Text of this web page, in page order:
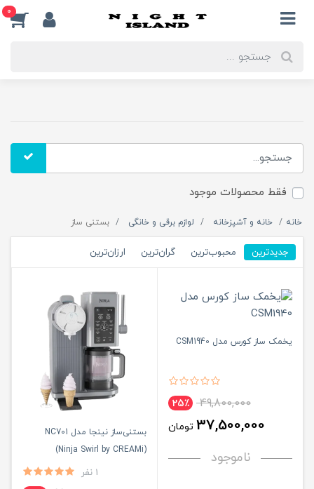
0
فقط محصولات موجود
خانه خانه و آشپزخانه لوازم برقی و خانگی بستنی ساز
جدیدترین محبوب‌ترین گران‌ترین ارزان‌ترین
یخمک ساز کورس مدل CSM1940
49,800,000 25٪
37,500,000 تومان
ناموجود
بستنی‌ساز نینجا مدل NC701
(Ninja Swirl by CREAMi)
1 نفر